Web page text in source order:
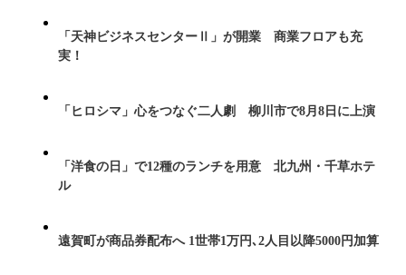
「天神ビジネスセンターⅡ」が開業 商業フロアも充
実！
「ヒロシマ」心をつなぐ二人劇 柳川市で8月8日に上演
「洋食の日」で12種のランチを用意 北九州・千草ホテ
ル
遠賀町が商品券配布へ 1世帯1万円､2人目以降5000円加算